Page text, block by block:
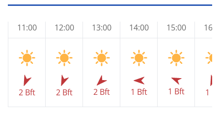
11:00
2 Bft
12:00
2 Bft
13:00
2 Bft
14:00
1 Bft
15:00
1 Bft 1